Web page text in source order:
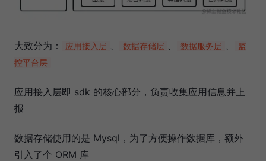
大致分为： 应用接入层 数据存储层 数据服务层
监
控平台层
应用接入层即 sdk 的核心部分，负责收集应用信息并上
报
数据存储使用的是 Mysql，为了方便操作数据库，额外
引入了个 ORM 库